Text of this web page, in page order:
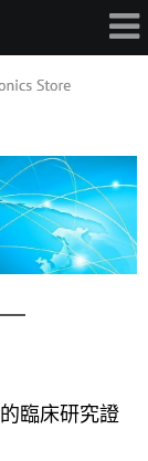
臨床研究證